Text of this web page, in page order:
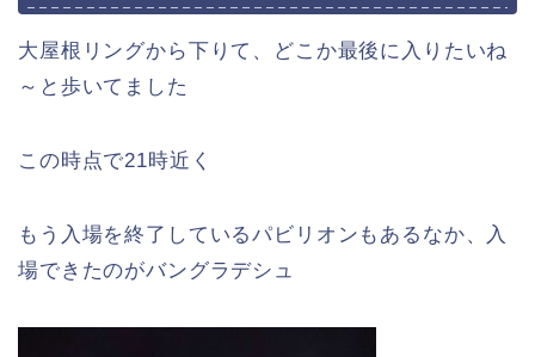
大屋根リングから下りて、どこか最後に入りたいね
～と歩いてました
この時点で21時近く
もう入場を終了しているパビリオンもあるなか、入
場できたのがバングラデシュ